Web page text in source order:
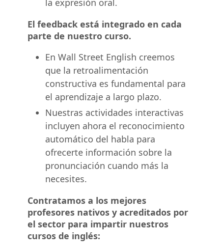
la expresión oral.
El feedback está integrado en cada
parte de nuestro curso.
En Wall Street English creemos
que la retroalimentación
constructiva es fundamental para
el aprendizaje a largo plazo.
Nuestras actividades interactivas
incluyen ahora el reconocimiento
automático del habla para
ofrecerte información sobre la
pronunciación cuando más la
necesites.
Contratamos a los mejores
profesores nativos y acreditados por
el sector para impartir nuestros
cursos de inglés: